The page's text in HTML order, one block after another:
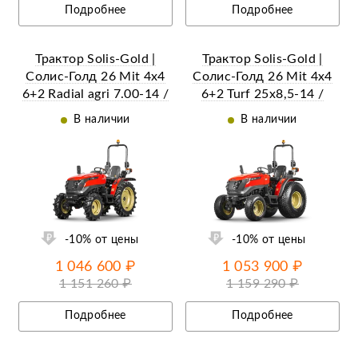
Подробнее Подробнее
Трактор Solis-Gold |
Солис-Голд 26 Mit 4x4
6+2 Radial agri 7.00-14 /
8.3-24 (с ПСМ)
В наличии
-10% от цены
1 046 600 ₽
1 151 260 ₽
Подробнее
Трактор Solis-Gold |
Солис-Голд 26 Mit 4x4
6+2 Turf 25х8,5-14 /
13,6х16 (с ПСМ)
В наличии
Ещё 7 фотографий
-10% от цены
1 053 900 ₽
1 159 290 ₽
Подробнее